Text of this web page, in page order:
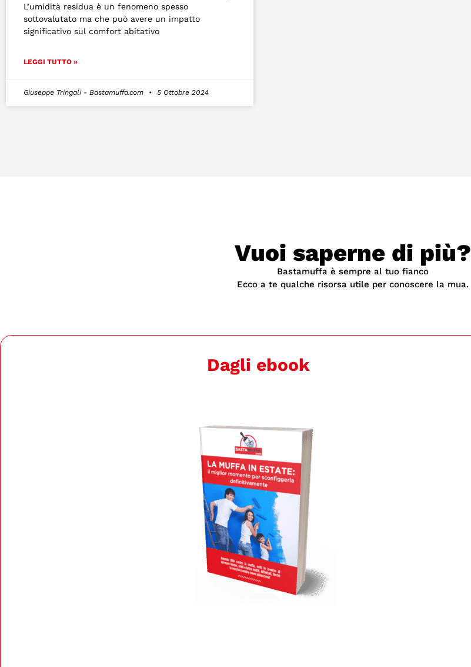
L’umidità residua è un fenomeno spesso
sottovalutato ma che può avere un impatto
significativo sul comfort abitativo
LEGGI TUTTO »
Giuseppe Tringali - Bastamuffa.com 5 Ottobre 2024
Vuoi saperne di più?
Bastamuffa è sempre al tuo fianco
Ecco a te qualche risorsa utile per conoscere la mua.
Dagli ebook